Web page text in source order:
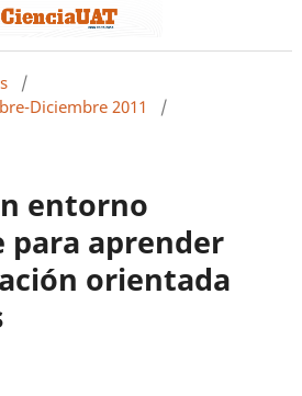
/
Diciembre 2011
/
entorno
para aprender
orientada